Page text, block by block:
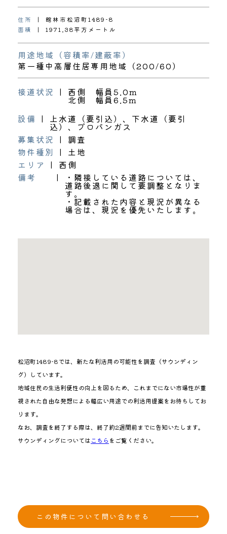
住所 |
館林市松沼町1489-8
面積
| 1971.38平方メートル
用途地域（容積率/建蔽率）
第一種中高層住居専用地域（200/60）
接道状況 | 西側 幅員5.0m
北側 幅員6.5m
設備 | 上水道（要引込）、下水道（要引
込）、プロパンガス
募集状況 |
調査
物件種別
|
土地
エリア
|
西側
備考
| ・隣接している道路については、
道路後退に関して要調整となりま
す。
・記載された内容と現況が異なる
場合は、現況を優先いたします。
松沼町1489-8では、新たな利活用の可能性を調査（サウンディン
グ）しています。
地域住民の生活利便性の向上を図るため、これまでにない市場性が重
視された自由な発想による幅広い用途での利活用提案をお待ちしてお
ります。
なお、調査を終了する際は、終了約2週間前までに告知いたします。
サウンディングについてはこちら をご覧ください。